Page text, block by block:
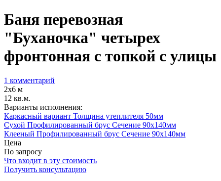
Баня перевозная
"Буханочка" четырех
фронтонная с топкой с улицы
1 комментарий
2х6 м
12 кв.м.
Варианты исполнения:
Каркасный вариант Толщина утеплителя 50мм
Сухой Профилированный брус Сечение 90х140мм
Клееный Профилированный брус Сечение 90х140мм
Цена
По запросу
Что входит в эту стоимость
Получить консультацию